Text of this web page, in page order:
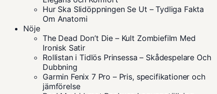
Hur Ska Slidöppningen Se Ut – Tydliga Fakta
Om Anatomi
Nöje
The Dead Don’t Die – Kult Zombiefilm Med
Ironisk Satir
Rollistan i Tidlös Prinsessa – Skådespelare Och
Dubbning
Garmin Fenix 7 Pro – Pris, specifikationer och
jämförelse